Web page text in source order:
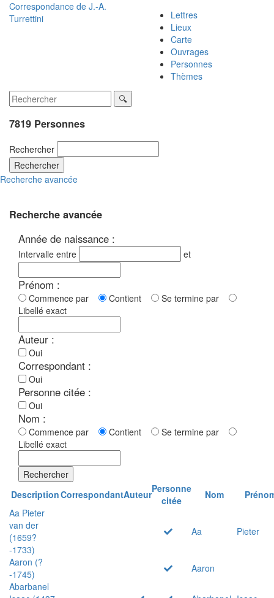
Correspondance de J.-A.
Turrettini
Lettres
Lieux
Carte
Ouvrages
Personnes
Thèmes
7819 Personnes
Rechercher
Rechercher
Recherche avancée
Recherche avancée
Année de naissance :
Intervalle entre et
Prénom :
Commence par Contient
Se termine par
Libellé exact
Auteur :
Oui
Correspondant :
Oui
Personne citée :
Oui
Nom :
Commence par Contient
Se termine par
Libellé exact
Rechercher
DescriptionCorrespondantAuteurPersonne
citée
Nom
Aa Pieter
van der
(1659?
-1733)
Aa Pieter
Aaron (?
-1745)
Aaron
Abarbanel